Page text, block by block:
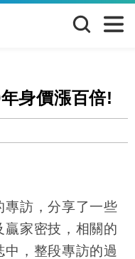
身價漲百倍!
專訪，分享了一些
家密技，相關的
， 整段專訪的過